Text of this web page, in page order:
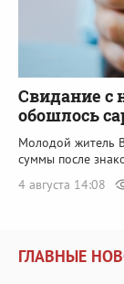
Свидание с
обошлось
Молодой житель
суммы после
4 августа 14:08
ГЛАВНЫЕ